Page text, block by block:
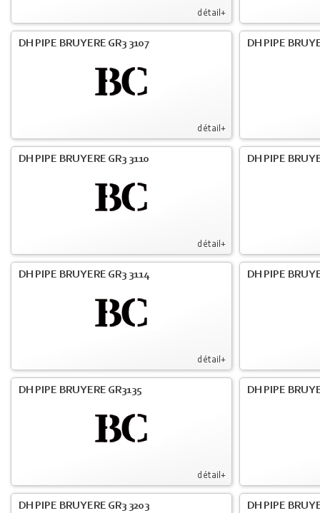
détail+
détail+
DH PIPE BRUYERE GR3 3107 DH PIPE
détail+
DH PIPE BRUYERE GR3 3110 DH PIPE
détail+
DH PIPE BRUYERE GR3 3114 DH PIPE
détail+
DH PIPE BRUYERE GR3135 DH PIPE
DH PIPE BRUYERE GR3 3203 DH PIPE